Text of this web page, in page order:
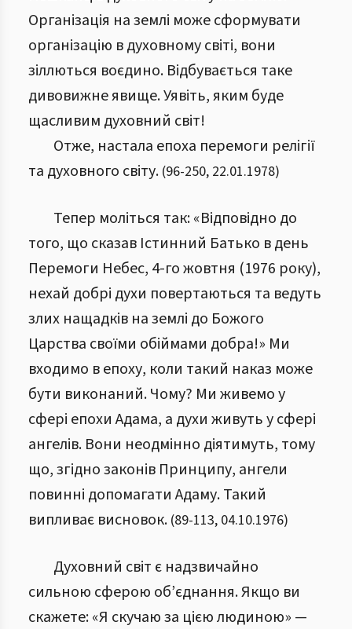
Організація на землі може сформувати
організацію в духовному світі, вони
зіллються воєдино. Відбувається таке
дивовижне явище. Уявіть, яким буде
щасливим духовний світ!
Отже, настала епоха перемоги релігії
та духовного світу. (96-250, 22.01.1978)
Тепер моліться так: «Відповідно до
того, що сказав Істинний Батько в день
Перемоги Небес, 4-го жовтня (1976 року),
нехай добрі духи повертаються та ведуть
злих нащадків на землі до Божого
Царства своїми обіймами добра!» Ми
входимо в епоху, коли такий наказ може
бути виконаний. Чому? Ми живемо у
сфері епохи Адама, а духи живуть у сфері
ангелів. Вони неодмінно діятимуть, тому
що, згідно законів Принципу, ангели
повинні допомагати Адаму. Такий
випливає висновок. (89-113, 04.10.1976)
Духовний світ є надзвичайно
сильною сферою об’єднання. Якщо ви
скажете: «Я скучаю за цією людиною» —